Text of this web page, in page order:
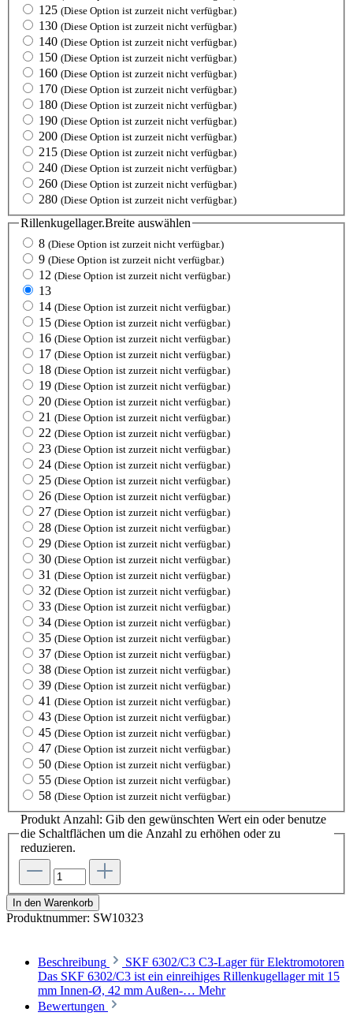
125 (Diese Option ist zurzeit nicht verfügbar.)
130 (Diese Option ist zurzeit nicht verfügbar.)
140 (Diese Option ist zurzeit nicht verfügbar.)
150 (Diese Option ist zurzeit nicht verfügbar.)
160 (Diese Option ist zurzeit nicht verfügbar.)
170 (Diese Option ist zurzeit nicht verfügbar.)
180 (Diese Option ist zurzeit nicht verfügbar.)
190 (Diese Option ist zurzeit nicht verfügbar.)
200 (Diese Option ist zurzeit nicht verfügbar.)
215 (Diese Option ist zurzeit nicht verfügbar.)
240 (Diese Option ist zurzeit nicht verfügbar.)
260 (Diese Option ist zurzeit nicht verfügbar.)
280 (Diese Option ist zurzeit nicht verfügbar.)
Rillenkugellager.Breite auswählen
8 (Diese Option ist zurzeit nicht verfügbar.)
9 (Diese Option ist zurzeit nicht verfügbar.)
12 (Diese Option ist zurzeit nicht verfügbar.)
13
14 (Diese Option ist zurzeit nicht verfügbar.)
15 (Diese Option ist zurzeit nicht verfügbar.)
16 (Diese Option ist zurzeit nicht verfügbar.)
17 (Diese Option ist zurzeit nicht verfügbar.)
18 (Diese Option ist zurzeit nicht verfügbar.)
19 (Diese Option ist zurzeit nicht verfügbar.)
20 (Diese Option ist zurzeit nicht verfügbar.)
21 (Diese Option ist zurzeit nicht verfügbar.)
22 (Diese Option ist zurzeit nicht verfügbar.)
23 (Diese Option ist zurzeit nicht verfügbar.)
24 (Diese Option ist zurzeit nicht verfügbar.)
25 (Diese Option ist zurzeit nicht verfügbar.)
26 (Diese Option ist zurzeit nicht verfügbar.)
27 (Diese Option ist zurzeit nicht verfügbar.)
28 (Diese Option ist zurzeit nicht verfügbar.)
29 (Diese Option ist zurzeit nicht verfügbar.)
30 (Diese Option ist zurzeit nicht verfügbar.)
31 (Diese Option ist zurzeit nicht verfügbar.)
32 (Diese Option ist zurzeit nicht verfügbar.)
33 (Diese Option ist zurzeit nicht verfügbar.)
34 (Diese Option ist zurzeit nicht verfügbar.)
35 (Diese Option ist zurzeit nicht verfügbar.)
37 (Diese Option ist zurzeit nicht verfügbar.)
38 (Diese Option ist zurzeit nicht verfügbar.)
39 (Diese Option ist zurzeit nicht verfügbar.)
41 (Diese Option ist zurzeit nicht verfügbar.)
43 (Diese Option ist zurzeit nicht verfügbar.)
45 (Diese Option ist zurzeit nicht verfügbar.)
47 (Diese Option ist zurzeit nicht verfügbar.)
50 (Diese Option ist zurzeit nicht verfügbar.)
55 (Diese Option ist zurzeit nicht verfügbar.)
58 (Diese Option ist zurzeit nicht verfügbar.)
Produkt Anzahl: Gib den gewünschten Wert ein oder benutze
die Schaltflächen um die Anzahl zu erhöhen oder zu
reduzieren.
In den Warenkorb
Produktnummer: SW10323
Beschreibung
SKF 6302/C3 C3-Lager für Elektromotoren
Das SKF 6302/C3 ist ein einreihiges Rillenkugellager mit 15
mm Innen-Ø, 42 mm Außen-… Mehr
Bewertungen